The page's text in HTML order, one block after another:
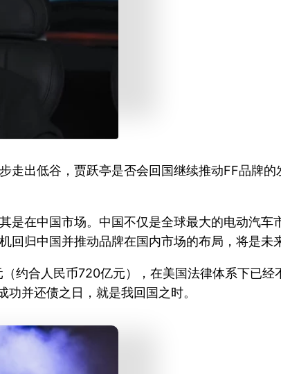
走出低谷，贾跃亭是否会回国继续推动FF品牌
在中国市场。中国不仅是全球最大的电动汽车
归中国并推动品牌在国内市场的布局，将是未
约合人民币720亿元），在美国法律体系下已经
并还债之日，就是我回国之时。